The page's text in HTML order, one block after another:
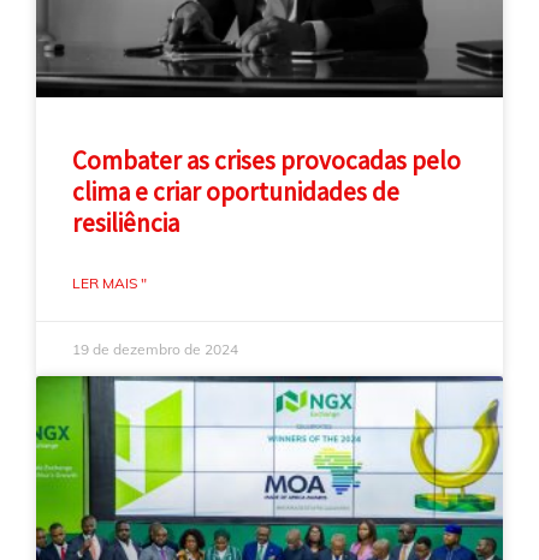
Combater as crises provocadas pelo
clima e criar oportunidades de
resiliência
LER MAIS "
19 de dezembro de 2024